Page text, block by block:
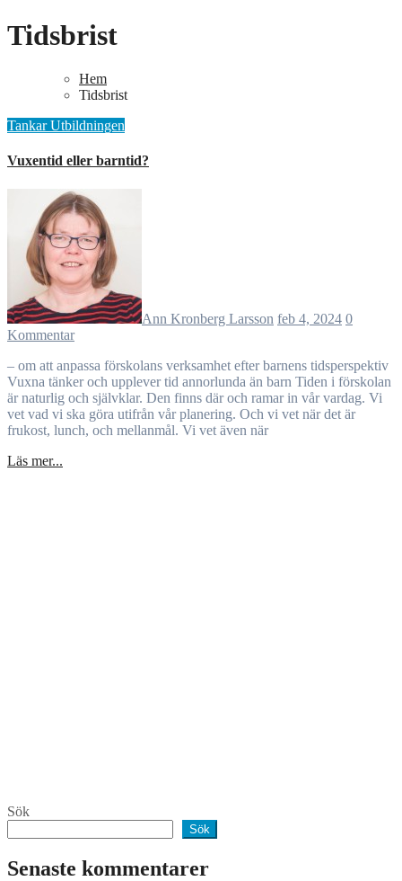
Tidsbrist
Hem
Tidsbrist
TankarUtbildningen
Vuxentid eller barntid?
Ann Kronberg Larsson feb 4, 2024 0
Kommentar
– om att anpassa förskolans verksamhet efter barnens tidsperspektiv
Vuxna tänker och upplever tid annorlunda än barn Tiden i förskolan
är naturlig och självklar. Den finns där och ramar in vår vardag. Vi
vet vad vi ska göra utifrån vår planering. Och vi vet när det är
frukost, lunch, och mellanmål. Vi vet även när
Läs mer...
Sök
Sök
Senaste kommentarer